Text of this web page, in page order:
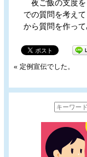
夜ご飯の支度を
での質問を考え
から質問を作って
« 定例宣伝でした。